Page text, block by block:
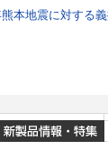
本地震に対する